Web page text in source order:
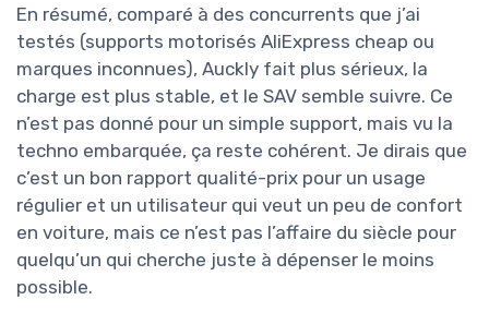
En résumé, comparé à des concurrents que j’ai
testés (supports motorisés AliExpress cheap ou
marques inconnues), Auckly fait plus sérieux, la
charge est plus stable, et le SAV semble suivre. Ce
n’est pas donné pour un simple support, mais vu la
techno embarquée, ça reste cohérent. Je dirais que
c’est un bon rapport qualité-prix pour un usage
régulier et un utilisateur qui veut un peu de confort
en voiture, mais ce n’est pas l’affaire du siècle pour
quelqu’un qui cherche juste à dépenser le moins
possible.